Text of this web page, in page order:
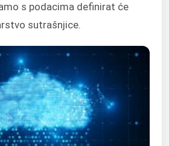
s podacima definirat će
sutrašnjice.